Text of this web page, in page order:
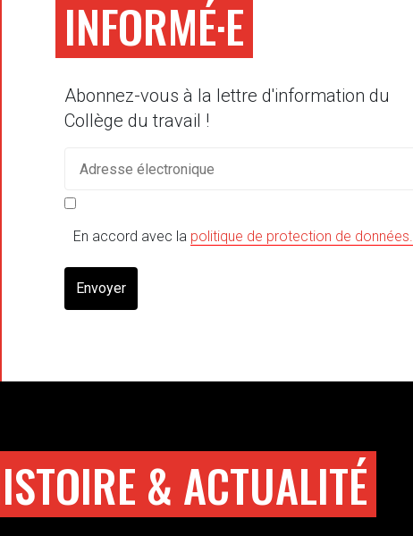
INFORMÉ·E
Abonnez-vous à la lettre d'information du
Collège du travail !
En accord avec la politique de protection de données.
Envoyer
& ACTUALITÉ